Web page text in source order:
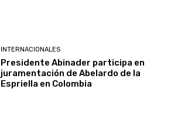
INTERNACIONALES
Presidente Abinader participa en
juramentación de Abelardo de la
Espriella en Colombia